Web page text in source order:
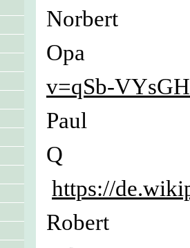
Norbert
v=qSb-
Paul
https://
Robert